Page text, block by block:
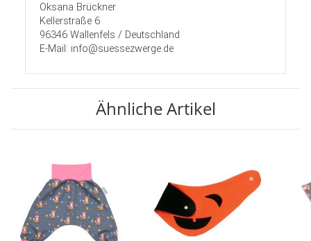
Oksana Brückner
Kellerstraße 6
96346 Wallenfels / Deutschland
E-Mail: info@suessezwerge.de
Ähnliche Artikel